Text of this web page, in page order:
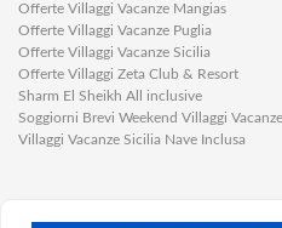
Offerte Villaggi Vacanze Mangias
Offerte Villaggi Vacanze Puglia
Offerte Villaggi Vacanze Sicilia
Offerte Villaggi Zeta Club & Resort
Sharm El Sheikh All inclusive
Soggiorni Brevi Weekend Villaggi Vacanze
Villaggi Vacanze Sicilia Nave Inclusa